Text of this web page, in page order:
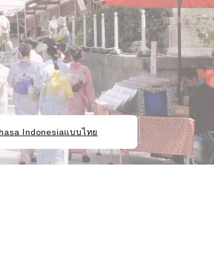
Indonesiaแบบไทย